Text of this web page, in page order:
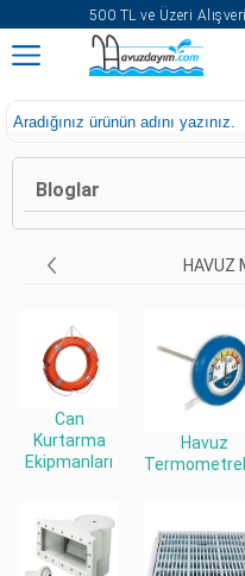
500 TL ve Üzeri
Bloglar
HAVUZ
Can
Kurtarma
Ekipmanları
Havuz